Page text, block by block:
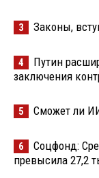
3 Законы,
4
Путин
заключения
5 Сможет ли
6
Соцфонд:
превысила 27,2